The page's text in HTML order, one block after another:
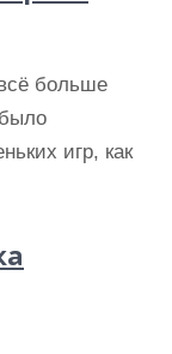
больше
игр, как